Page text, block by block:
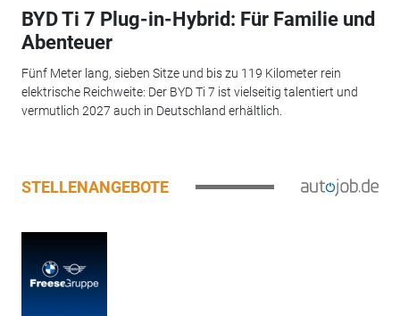
BYD Ti 7 Plug-in-Hybrid: Für Familie und
Abenteuer
Fünf Meter lang, sieben Sitze und bis zu 119 Kilometer rein
elektrische Reichweite: Der BYD Ti 7 ist vielseitig talentiert und
vermutlich 2027 auch in Deutschland erhältlich.
STELLENANGEBOTE